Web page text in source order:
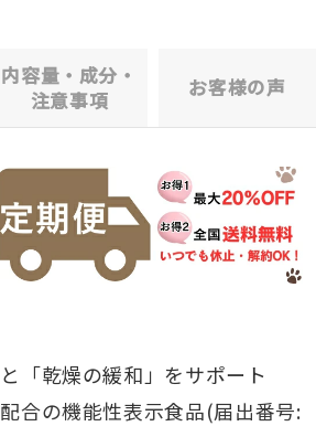
内容量・成分・
注意事項
お客様の声
「乾燥の緩和」をサポート
合の機能性表示食品(届出番号: